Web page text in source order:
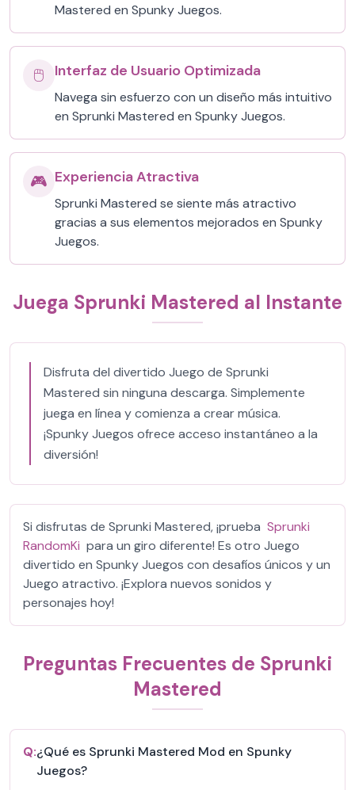
Mastered en Spunky Juegos.
🖱️ Interfaz de Usuario Optimizada
Navega sin esfuerzo con un diseño más intuitivo
en Sprunki Mastered en Spunky Juegos.
🎮 Experiencia Atractiva
Sprunki Mastered se siente más atractivo
gracias a sus elementos mejorados en Spunky
Juegos.
Juega Sprunki Mastered al Instante
Disfruta del divertido Juego de Sprunki
Mastered sin ninguna descarga. Simplemente
juega en línea y comienza a crear música.
¡Spunky Juegos ofrece acceso instantáneo a la
diversión!
Si disfrutas de Sprunki Mastered, ¡prueba Sprunki
RandomKi para un giro diferente! Es otro Juego
divertido en Spunky Juegos con desafíos únicos y un
Juego atractivo. ¡Explora nuevos sonidos y
personajes hoy!
Preguntas Frecuentes de Sprunki
Mastered
Q:¿Qué es Sprunki Mastered Mod en Spunky
Juegos?